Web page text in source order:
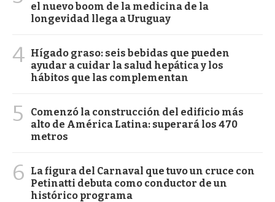
el nuevo boom de la medicina de la
longevidad llega a Uruguay
4 Hígado graso: seis bebidas que pueden
ayudar a cuidar la salud hepática y los
hábitos que las complementan
5
Comenzó la construcción del edificio más
alto de América Latina: superará los 470
metros
6
La figura del Carnaval que tuvo un cruce con
Petinatti debuta como conductor de un
histórico programa